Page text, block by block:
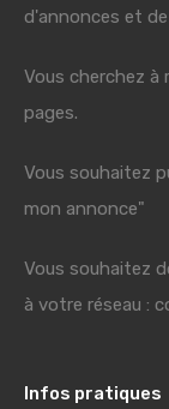
d'annonces et
Vous cherchez à
pages.
Vous souhaitez
mon annonce"
Vous souhaitez
à votre réseau :
Infos pratiques